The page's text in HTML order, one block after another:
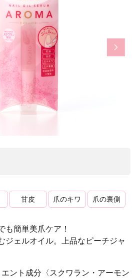
Next
甘皮 爪のキワ 爪の裏側
も簡単美爪ケア！
ジェルオイル。上品なピーチジャ
ント成分〈スクワラン・アーモン